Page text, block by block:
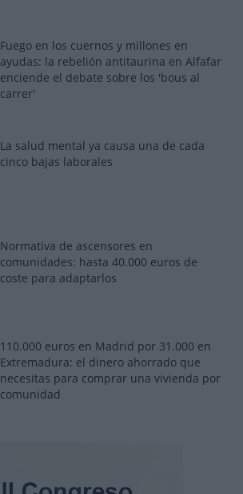
Fuego en los cuernos y millones en
ayudas: la rebelión antitaurina en Alfafar
enciende el debate sobre los 'bous al
carrer'
La salud mental ya causa una de cada
cinco bajas laborales
Normativa de ascensores en
comunidades: hasta 40.000 euros de
coste para adaptarlos
110.000 euros en Madrid por 31.000 en
Extremadura: el dinero ahorrado que
necesitas para comprar una vivienda por
comunidad